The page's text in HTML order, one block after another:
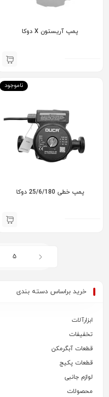
پمپ آریستون X دوکا
ناموجود
پمپ خطی 25/6/180 دوکا
5
خرید براساس دسته بندی
ابزارآلات
تخفیفات
قطعات آبگرمکن
قطعات پکیج
لوازم جانبی
محصولات